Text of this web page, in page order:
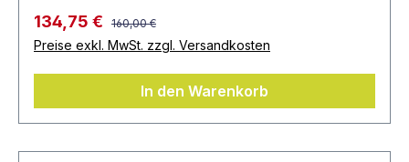
134,75 € 160,00 €
Preise exkl. MwSt. zzgl. Versandkosten
In den Warenkorb